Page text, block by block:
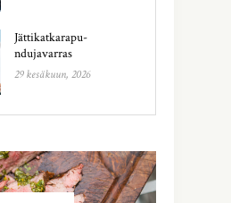
Jättikatkarapu-
ndujavarras
29 kesäkuun, 2026